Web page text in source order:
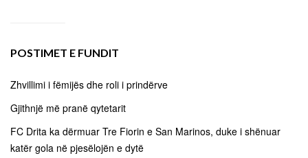
POSTIMET E FUNDIT
Zhvillimi i fëmijës dhe roli i prindërve
Gjithnjë më pranë qytetarit
FC Drita ka dërmuar Tre Fiorin e San Marinos, duke i shënuar
katër gola në pjesëlojën e dytë